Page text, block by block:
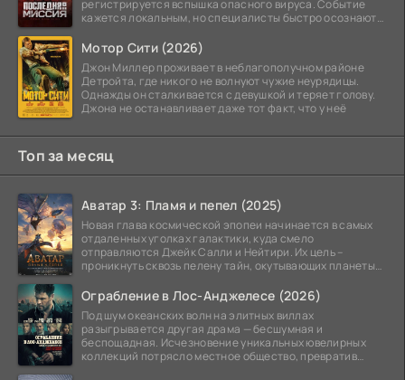
регистрируется вспышка опасного вируса. Событие
кажется локальным, но специалисты быстро осознают:
Мотор Сити (2026)
Джон Миллер проживает в неблагополучном районе
Детройта, где никого не волнуют чужие неурядицы.
Однажды он сталкивается с девушкой и теряет голову.
Джона не останавливает даже тот факт, что у неё
Топ за месяц
Аватар 3: Пламя и пепел (2025)
Новая глава космической эпопеи начинается в самых
отдаленных уголках галактики, куда смело
отправляются Джейк Салли и Нейтири. Их цель –
проникнуть сквозь пелену тайн, окутывающих планеты
Ограбление в Лос-Анджелесе (2026)
Под шум океанских волн на элитных виллах
разыгрывается другая драма — бесшумная и
беспощадная. Исчезновение уникальных ювелирных
коллекций потрясло местное общество, превратив